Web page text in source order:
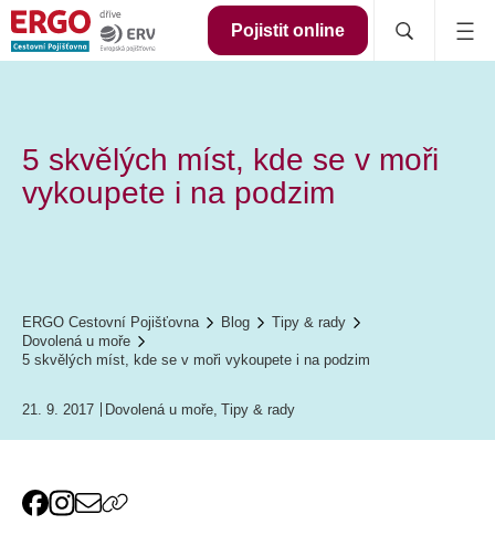
Pojistit online
5 skvělých míst, kde se v moři
vykoupete i na podzim
ERGO Cestovní Pojišťovna Blog
Tipy & rady
Dovolená u moře
5 skvělých míst, kde se v moři vykoupete i na podzim
21. 9. 2017 Dovolená u moře, Tipy & rady